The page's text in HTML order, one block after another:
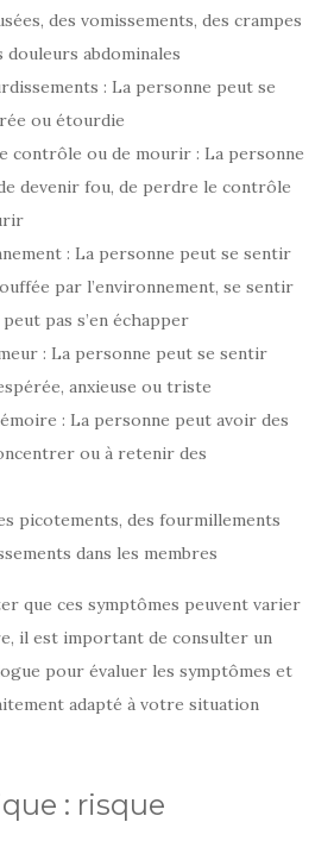
des vomissements, des crampes
douleurs abdominales
: La personne peut se
ou étourdie
contrôle ou de mourir : La personne
devenir fou, de perdre le contrôle
: La personne peut se sentir
par l’environnement, se sentir
pas s’en échapper
: La personne peut se sentir
anxieuse ou triste
: La personne peut avoir des
ou à retenir des
picotements, des fourmillements
dans les membres
que ces symptômes peuvent varier
il est important de consulter un
pour évaluer les symptômes et
adapté à votre situation
: risque